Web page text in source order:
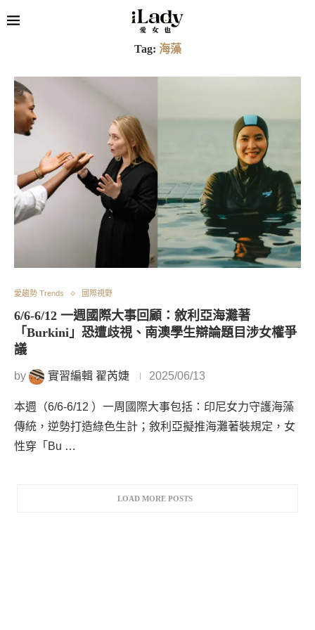
Tag: 海藻
愛趨勢 Trends 國際視野
6/6-6/12 一週國際大事回顧：敘利亞海灘著
「Burkini」恐遭歧視、南澳學生辯論題目涉女權爭
議
by 實習編輯 翟芮婕 2025/06/13
本週（6/6-6/12 ）一周國際大事包括：印尼女力守護海藻
傳統，逆勢打造綠色生計；敘利亞擬推海灘著裝規定，女
性穿「Bu …
LOAD MORE POSTS